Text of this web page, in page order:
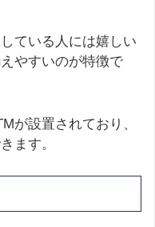
ている人には嬉しい
やすいのが特徴で
が設置されており、
ます。